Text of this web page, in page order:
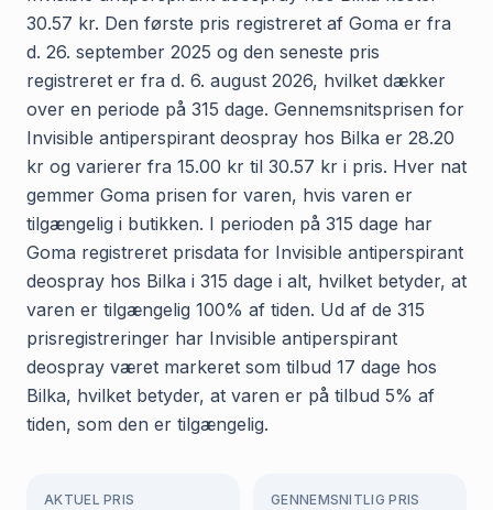
30.57 kr. Den første pris registreret af Goma er fra
d. 26. september 2025 og den seneste pris
registreret er fra d. 6. august 2026, hvilket dækker
over en periode på 315 dage. Gennemsnitsprisen for
Invisible antiperspirant deospray hos Bilka er 28.20
kr og varierer fra 15.00 kr til 30.57 kr i pris. Hver nat
gemmer Goma prisen for varen, hvis varen er
tilgængelig i butikken. I perioden på 315 dage har
Goma registreret prisdata for Invisible antiperspirant
deospray hos Bilka i 315 dage i alt, hvilket betyder, at
varen er tilgængelig 100% af tiden. Ud af de 315
prisregistreringer har Invisible antiperspirant
deospray været markeret som tilbud 17 dage hos
Bilka, hvilket betyder, at varen er på tilbud 5% af
tiden, som den er tilgængelig.
AKTUEL PRIS GENNEMSNITLIG PRIS